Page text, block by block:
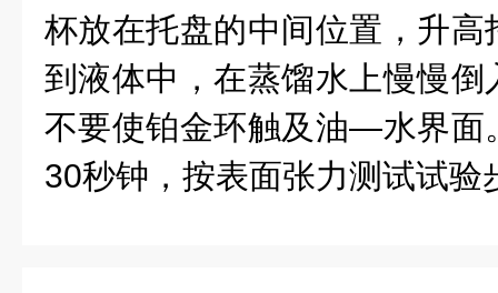
杯放在托盘的中间位置，升
到液体中，在蒸馏水上慢慢
不要使铂金环触及油—水界
30秒钟，按表面张力测试试验